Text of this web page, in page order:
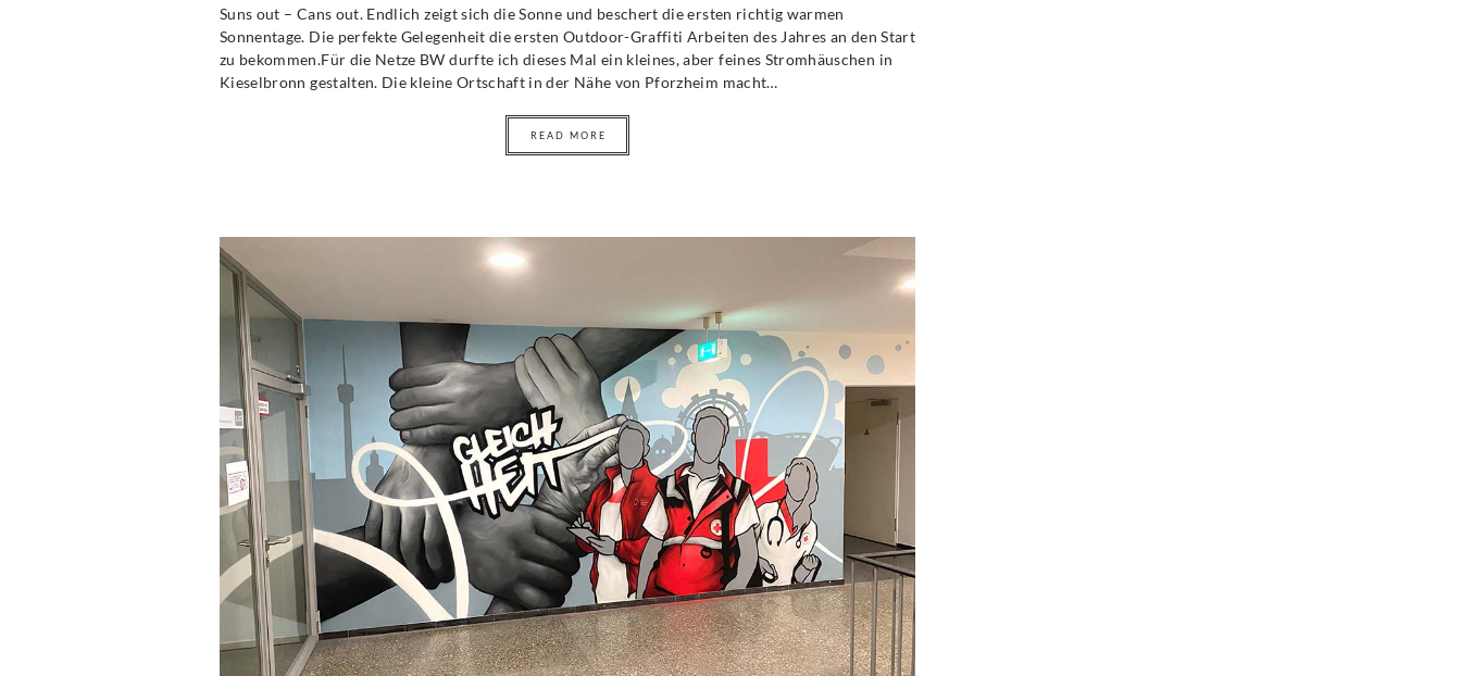
Suns out – Cans out. Endlich zeigt sich die Sonne und beschert die ersten richtig warmen
Sonnentage. Die perfekte Gelegenheit die ersten Outdoor-Graffiti Arbeiten des Jahres an den Start
zu bekommen.Für die Netze BW durfte ich dieses Mal ein kleines, aber feines Stromhäuschen in
Kieselbronn gestalten. Die kleine Ortschaft in der Nähe von Pforzheim macht…
READ MORE